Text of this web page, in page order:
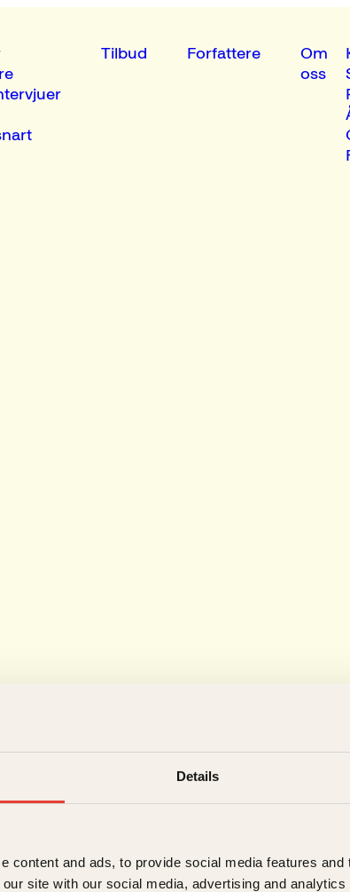
Details
content and ads, to provide social media features
site with our social media, advertising and
Tilbud Forfattere
Om
oss